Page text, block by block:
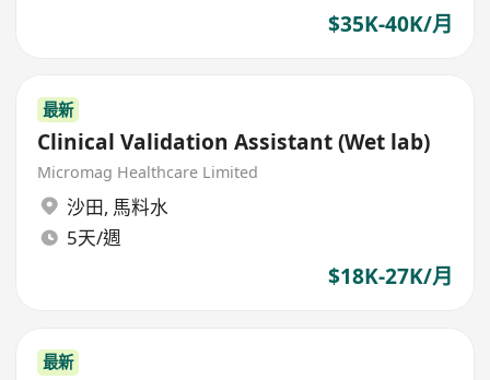
$35K-40K/月
最新
Clinical Validation Assistant (Wet lab)
Micromag Healthcare Limited
沙田, 馬料水
5天/週
$18K-27K/月
最新